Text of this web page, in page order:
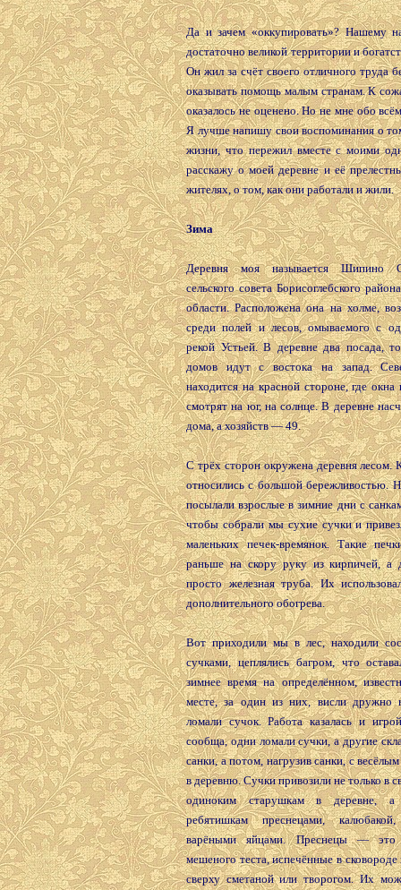
Да и зачем «оккупировать»? Нашему
достаточно великой территории и
Он жил за счёт своего отличного труда
оказывать помощь малым странам. К
оказалось не оценено. Но не мне обо
Я лучше напишу свои воспоминания о
жизни, что пережил вместе с моими
расскажу о моей деревне и её
жителях, о том, как они работали и жили.
Зима
Деревня моя называется Шипино
сельского совета Борисоглебского
области. Расположена она на холме,
среди полей и лесов, омываемого с
рекой Устьей. В деревне два посада,
домов идут с востока на запад.
находится на красной стороне, где
смотрят на юг, на солнце. В деревне
дома, а хозяйств — 49.
С трёх сторон окружена деревня лесом.
относились с большой бережливостью.
посылали взрослые в зимние дни с
чтобы собрали мы сухие сучки и
маленьких печек-времянок. Такие
раньше на скору руку из кирпичей, а
просто железная труба. Их
дополнительного обогрева.
Вот приходили мы в лес, находили
сучками, цеплялись багром, что
зимнее время на определённом,
месте, за один из них, висли дружно
ломали сучок. Работа казалась и
сообща, одни ломали сучки, а другие
санки, а потом, нагрузив санки, с
в деревню. Сучки привозили не только в
одиноким старушкам в деревне, а
ребятишкам преснецами,
варёными яйцами. Преснецы — это
мешеного теста, испечённые в
сверху сметаной или творогом. Их